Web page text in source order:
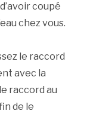
coupé
chez vous.
le raccord
avec la
raccord au
de le